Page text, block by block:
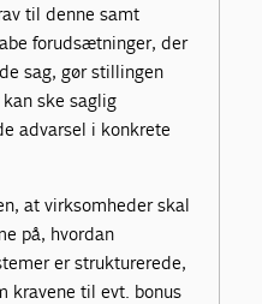
til denne samt
forudsætninger, der
sag, gør stillingen
ske saglig
advarsel i konkrete
at virksomheder skal
på, hvordan
er strukturerede,
kravene til evt. bonus